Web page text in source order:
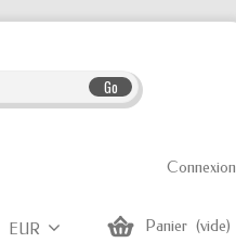
Go
Connexion
Panier (vide)
EUR